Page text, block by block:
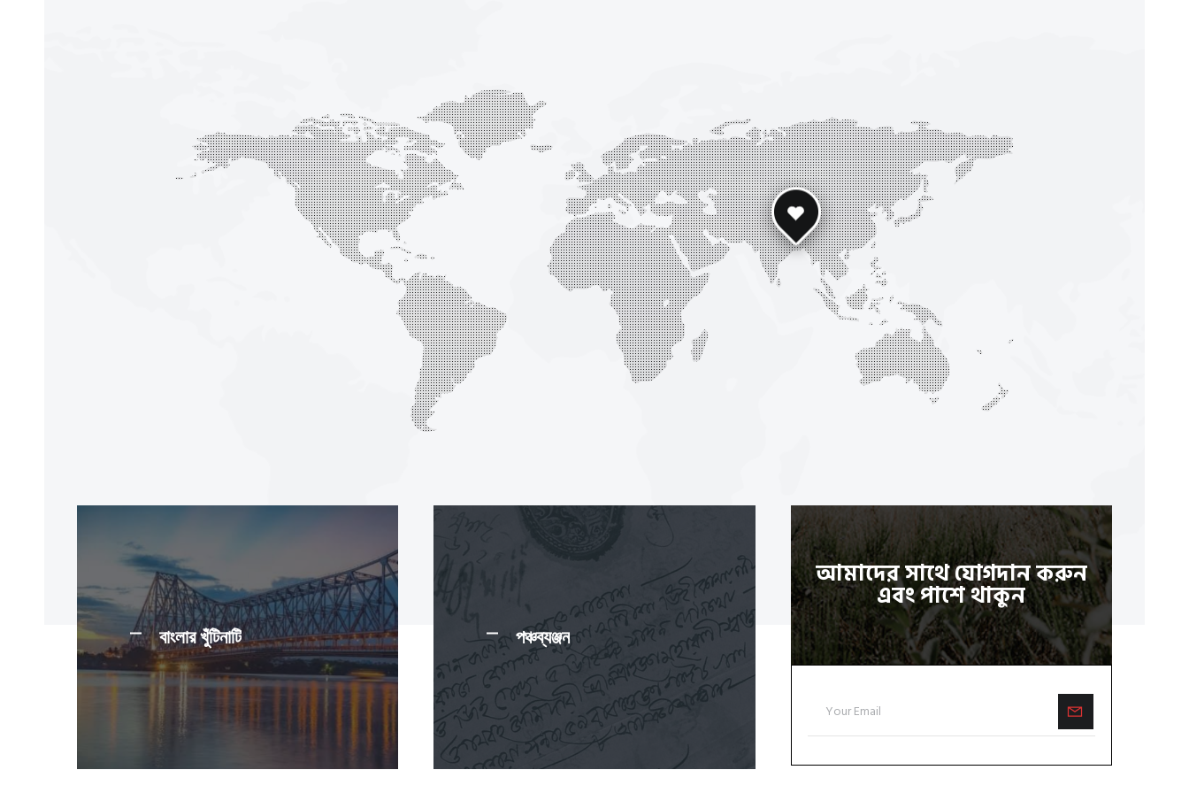
বাংলার খুঁটিনাটি পঞ্চব্যঞ্জন
আমাদের সাথে যোগদান করুন
এবং পাশে থাকুন